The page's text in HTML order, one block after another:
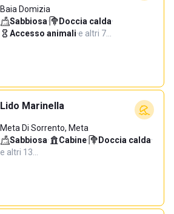
Baia Domizia
Sabbiosa· Doccia calda·
Accesso animali·e altri 7…
Lido Marinella
Meta Di Sorrento, Meta
Sabbiosa· Cabine· Doccia calda·
e altri 13…